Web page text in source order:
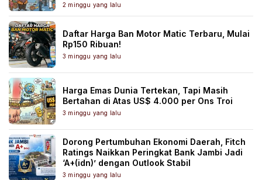
2 minggu yang lalu
Daftar Harga Ban Motor Matic Terbaru, Mulai
Rp150 Ribuan!
3 minggu yang lalu
Harga Emas Dunia Tertekan, Tapi Masih
Bertahan di Atas US$ 4.000 per Ons Troi
3 minggu yang lalu
Dorong Pertumbuhan Ekonomi Daerah, Fitch
Ratings Naikkan Peringkat Bank Jambi Jadi
‘A+(idn)’ dengan Outlook Stabil
3 minggu yang lalu